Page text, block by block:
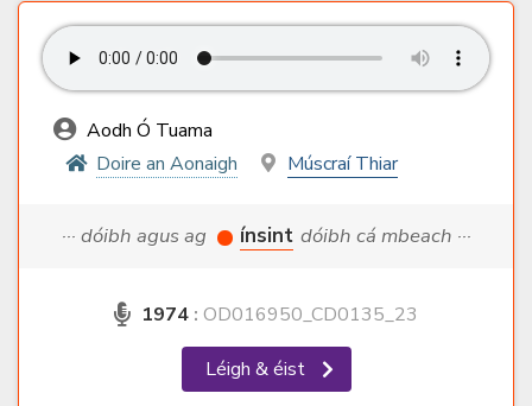
Aodh Ó Tuama
Doire an Aonaigh
Múscraí Thiar
··· dóibh agus ag ínsint dóibh cá mbeach ···
1974 : OD016950_CD0135_23
Léigh & éist